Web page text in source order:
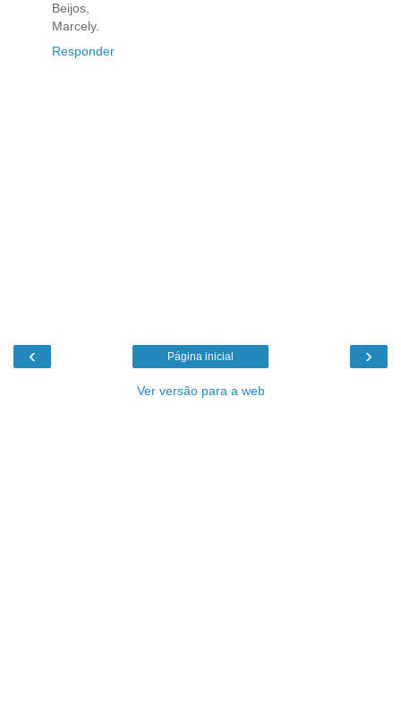
Beijos,
Marcely.
Responder
‹ ›
Página inicial
Ver versão para a web